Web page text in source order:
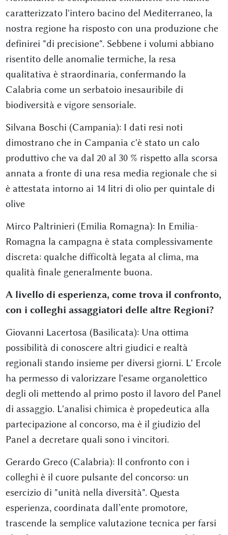
caratterizzato l'intero bacino del Mediterraneo, la
nostra regione ha risposto con una produzione che
definirei "di precisione". Sebbene i volumi abbiano
risentito delle anomalie termiche, la resa
qualitativa è straordinaria, confermando la
Calabria come un serbatoio inesauribile di
biodiversità e vigore sensoriale.
Silvana Boschi (Campania): I dati resi noti
dimostrano che in Campania c'è stato un calo
produttivo che va dal 20 al 30 % rispetto alla scorsa
annata a fronte di una resa media regionale che si
è attestata intorno ai 14 litri di olio per quintale di
olive
Mirco Paltrinieri (Emilia Romagna): In Emilia-
Romagna la campagna è stata complessivamente
discreta: qualche difficoltà legata al clima, ma
qualità finale generalmente buona.
A livello di esperienza, come trova il confronto,
con i colleghi assaggiatori delle altre Regioni?
Giovanni Lacertosa (Basilicata): Una ottima
possibilità di conoscere altri giudici e realtà
regionali stando insieme per diversi giorni. L' Ercole
ha permesso di valorizzare l'esame organolettico
degli oli mettendo al primo posto il lavoro del Panel
di assaggio. L'analisi chimica è propedeutica alla
partecipazione al concorso, ma è il giudizio del
Panel a decretare quali sono i vincitori.
Gerardo Greco (Calabria): Il confronto con i
colleghi è il cuore pulsante del concorso: un
esercizio di "unità nella diversità". Questa
esperienza, coordinata dall’ente promotore,
trascende la semplice valutazione tecnica per farsi